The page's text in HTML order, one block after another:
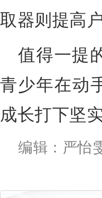
取器则提高
值得一提
青少年在动
成长打下坚
编辑：严怡